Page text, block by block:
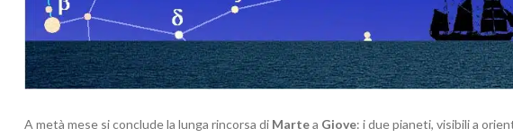
A metà mese si conclude la lunga rincorsa di Martea Giove: i due pianeti, visibili a